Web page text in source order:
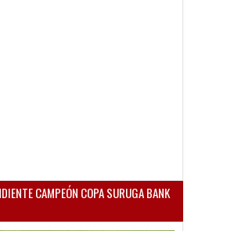
CAMPEÓN COPA SURUGA BANK